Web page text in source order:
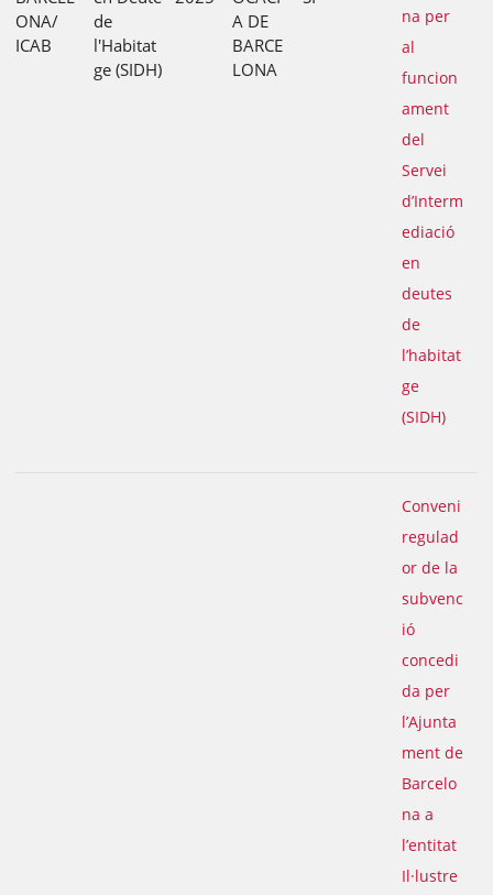
ONA/
ICAB
de
l'Habitat
ge (SIDH)
A DE
BARCE
LONA
na per
al
funcion
ament
del
Servei
d’Interm
ediació
en
deutes
de
l’habitat
ge
(SIDH)
Conveni
regulad
or de la
subvenc
ió
concedi
da per
l’Ajunta
ment de
Barcelo
na a
l’entitat
Il·lustre